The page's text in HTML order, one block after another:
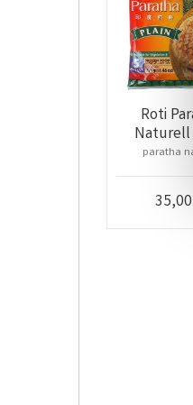
Roti
Naturell
Spring
paratha
35,00